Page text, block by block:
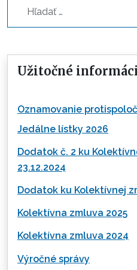
Užitočné
Oznamovanie
Jedálne lístky 2026
Dodatok č. 2 ku
23.12.2024
Dodatok ku Kolektívnej
Kolektívna zmluva 2025
Kolektívna zmluva 2024
Výročné správy